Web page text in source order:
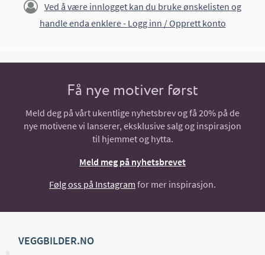
Ved å være innlogget kan du bruke ønskelisten og
handle enda enklere - Logg inn / Opprett konto
Få nye motiver først
Meld deg på vårt ukentlige nyhetsbrev og få 20% på de
nye motivene vi lanserer, eksklusive salg og inspirasjon
til hjemmet og hytta.
Meld meg på nyhetsbrevet
Følg oss på Instagram for mer inspirasjon.
VEGGBILDER.NO